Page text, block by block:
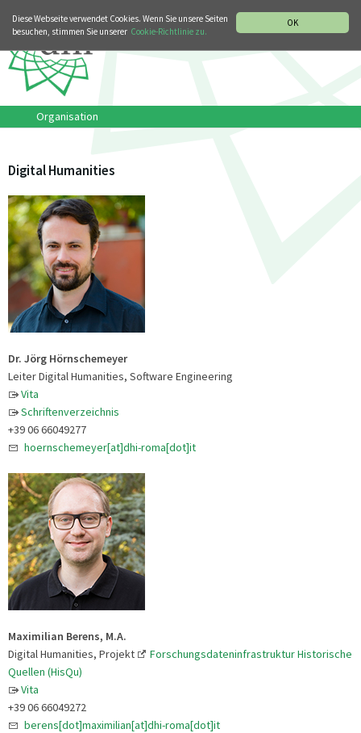
OK
Diese Webseite verwendet Cookies. Wenn Sie unsere Seiten
besuchen, stimmen Sie unserer Cookie-Richtlinie zu.
Organisation
Digital Humanities
Dr. Jörg Hörnschemeyer
Leiter Digital Humanities, Software Engineering
Vita
Schriftenverzeichnis
+39 06 66049277
hoernschemeyer[at]dhi-roma[dot]it
Maximilian Berens, M.A.
Digital Humanities, Projekt
Forschungsdateninfrastruktur Historische
Quellen (HisQu)
Vita
+39 06 66049272
berens[dot]maximilian[at]dhi-roma[dot]it